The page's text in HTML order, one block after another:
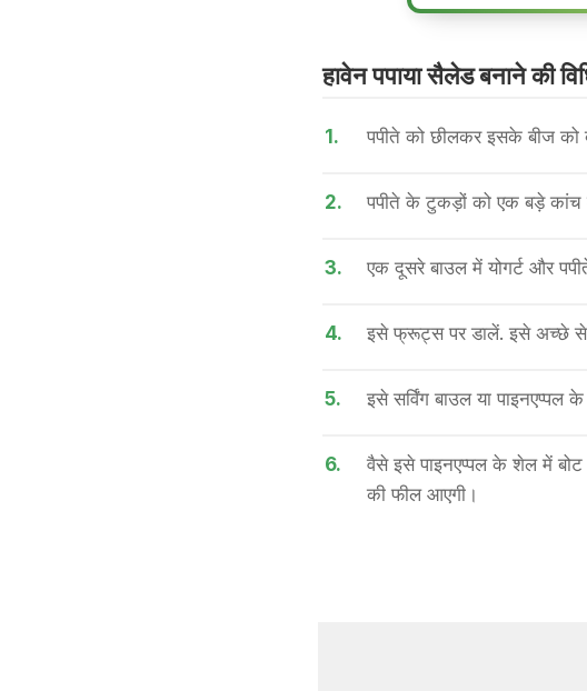
हावेन पपाया सैलेड बनाने की
1. पपीते को छीलकर इसके बीज
2. पपीते के टुकड़ों को एक बड़े कांच
3. एक दूसरे बाउल में योगर्ट और
4. इसे फ्रूट्स पर डालें. इसे अच्छे से
5. इसे सर्विंग बाउल या पाइनएप्पल
6.
वैसे इसे पाइनएप्पल के शेल में
की फील आएगी।